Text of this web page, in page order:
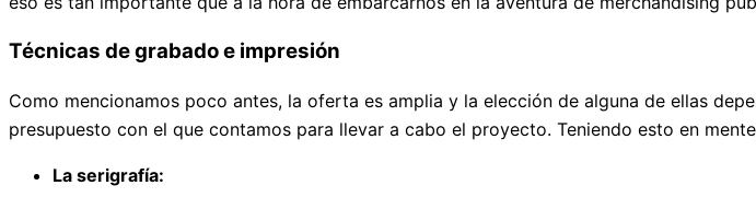
Técnicas de grabado e impresión
Como mencionamos poco antes, la oferta es amplia y la elección de alguna de ellas
presupuesto con el que contamos para llevar a cabo el proyecto. Teniendo esto en
La serigrafía: